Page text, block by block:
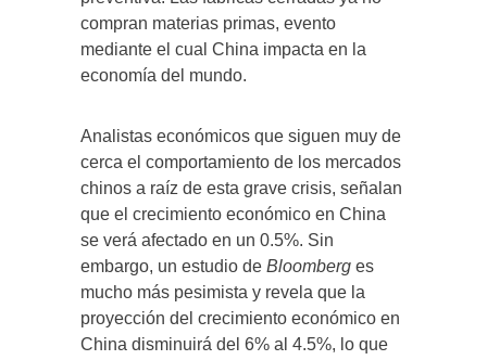
compran materias primas, evento
mediante el cual China impacta en la
economía del mundo.
Analistas económicos que siguen muy de
cerca el comportamiento de los mercados
chinos a raíz de esta grave crisis, señalan
que el crecimiento económico en China
se verá afectado en un 0.5%. Sin
embargo, un estudio de Bloomberg es
mucho más pesimista y revela que la
proyección del crecimiento económico en
China disminuirá del 6% al 4.5%, lo que